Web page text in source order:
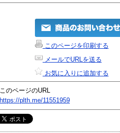
このページを印刷する
メールでURLを送る
お気に入りに追加する
このページのURL
https://plth.me/11551959